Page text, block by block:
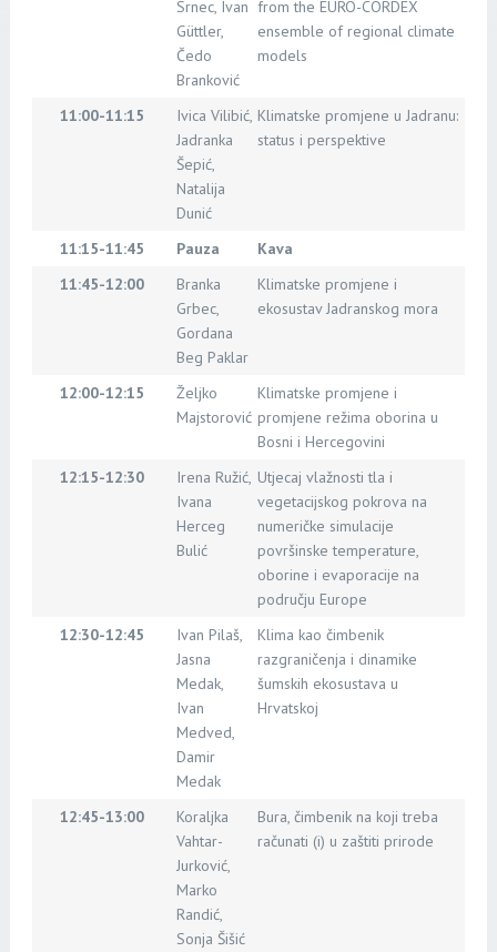
Srnec, Ivan
Güttler,
Čedo
Branković
from the EURO-CORDEX
ensemble of regional climate
models
11:00-11:15
Ivica Vilibić,
Jadranka
Šepić,
Natalija
Dunić
Klimatske promjene u Jadranu:
status i perspektive
11:15-11:45 Pauza
Kava
11:45-12:00
Branka
Grbec,
Gordana
Beg Paklar
Klimatske promjene i
ekosustav Jadranskog mora
12:00-12:15
Željko
Majstorović
Klimatske promjene i
promjene režima oborina u
Bosni i Hercegovini
12:15-12:30
Irena Ružić,
Ivana
Herceg
Bulić
Utjecaj vlažnosti tla i
vegetacijskog pokrova na
numeričke simulacije
površinske temperature,
oborine i evaporacije na
području Europe
12:30-12:45
Ivan Pilaš,
Jasna
Medak,
Ivan
Medved,
Damir
Medak
Klima kao čimbenik
razgraničenja i dinamike
šumskih ekosustava u
Hrvatskoj
12:45-13:00
Koraljka
Vahtar-
Jurković,
Marko
Randić,
Sonja Šišić
Bura, čimbenik na koji treba
računati (i) u zaštiti prirode